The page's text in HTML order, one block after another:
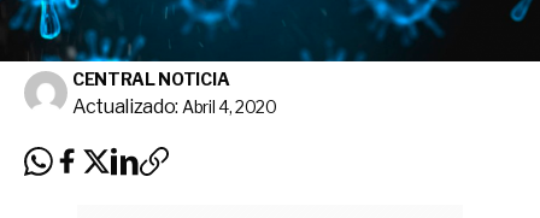
CENTRAL NOTICIA
Actualizado: Abril 4, 2020